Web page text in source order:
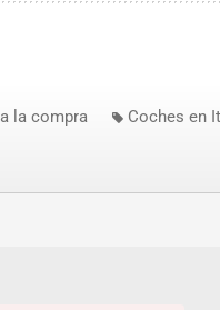
la compra Coches en